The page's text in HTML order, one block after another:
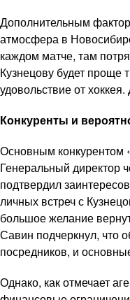
Дополнительным
атмосфера в
каждом матче, там
Кузнецову будет проще
удовольствие от
Конкуренты и
Основным конкурентом
Генеральный директор
подтвердил
личных встреч с
большое желание
Савин подчеркнул, что
посредников, и
Однако, как отмечает